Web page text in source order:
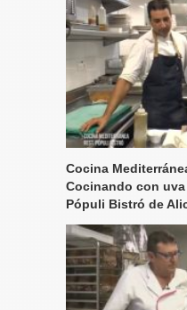
Cocina
Cocinando con
Pópuli Bistró de